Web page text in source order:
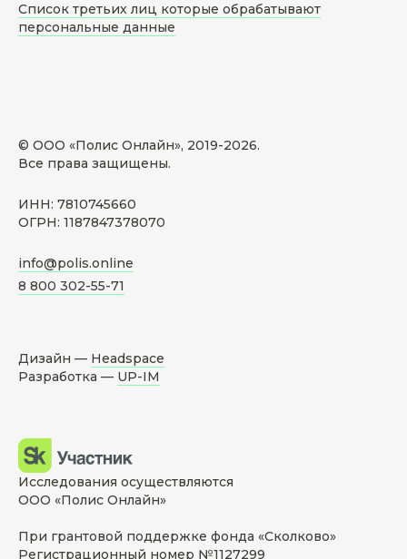
© ООО «Полис Онлайн», 2019-2026.
Все права защищены.
ИНН: 7810745660
ОГРН: 1187847378070
info@polis.online
8 800 302-55-71
Список третьих лиц которые обрабатывают
персональные данные
Дизайн — Headspace
Разработка — UP-IM
Исследования осуществляются
ООО «Полис Онлайн»
При грантовой поддержке фонда «Сколково»
Регистрационный номер №1127299